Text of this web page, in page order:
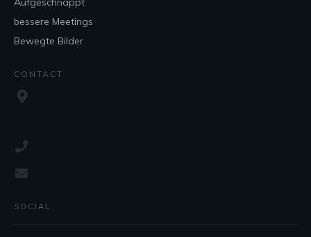
bessere Meetings
Bewegte Bilder
CONTACT
SOCIAL